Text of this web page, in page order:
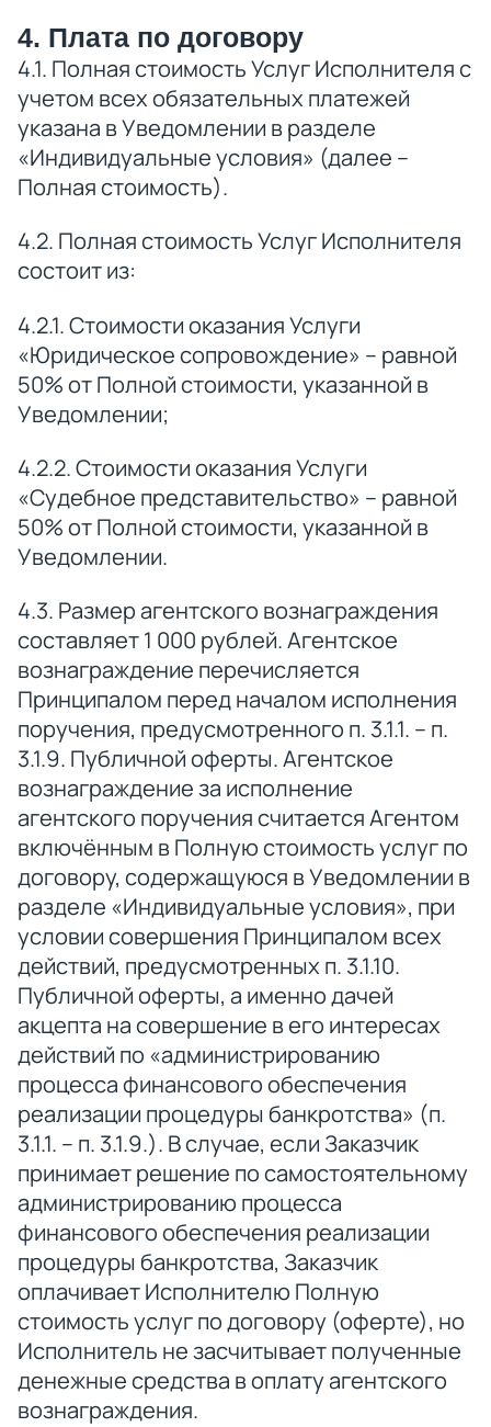
4. Плата по договору
4.1. Полная стоимость Услуг Исполнителя с
учетом всех обязательных платежей
указана в Уведомлении в разделе
«Индивидуальные условия» (далее –
Полная стоимость).
4.2. Полная стоимость Услуг Исполнителя
состоит из:
4.2.1. Стоимости оказания Услуги
«Юридическое сопровождение» – равной
50% от Полной стоимости, указанной в
Уведомлении;
4.2.2. Стоимости оказания Услуги
«Судебное представительство» – равной
50% от Полной стоимости, указанной в
Уведомлении.
4.3. Размер агентского вознаграждения
составляет 1 000 рублей. Агентское
вознаграждение перечисляется
Принципалом перед началом исполнения
поручения, предусмотренного п. 3.1.1. – п.
3.1.9. Публичной оферты. Агентское
вознаграждение за исполнение
агентского поручения считается Агентом
включённым в Полную стоимость услуг по
договору, содержащуюся в Уведомлении в
разделе «Индивидуальные условия», при
условии совершения Принципалом всех
действий, предусмотренных п. 3.1.10.
Публичной оферты, а именно дачей
акцепта на совершение в его интересах
действий по «администрированию
процесса финансового обеспечения
реализации процедуры банкротства» (п.
3.1.1. – п. 3.1.9.). В случае, если Заказчик
принимает решение по самостоятельному
администрированию процесса
финансового обеспечения реализации
процедуры банкротства, Заказчик
оплачивает Исполнителю Полную
стоимость услуг по договору (оферте), но
Исполнитель не засчитывает полученные
денежные средства в оплату агентского
вознаграждения.